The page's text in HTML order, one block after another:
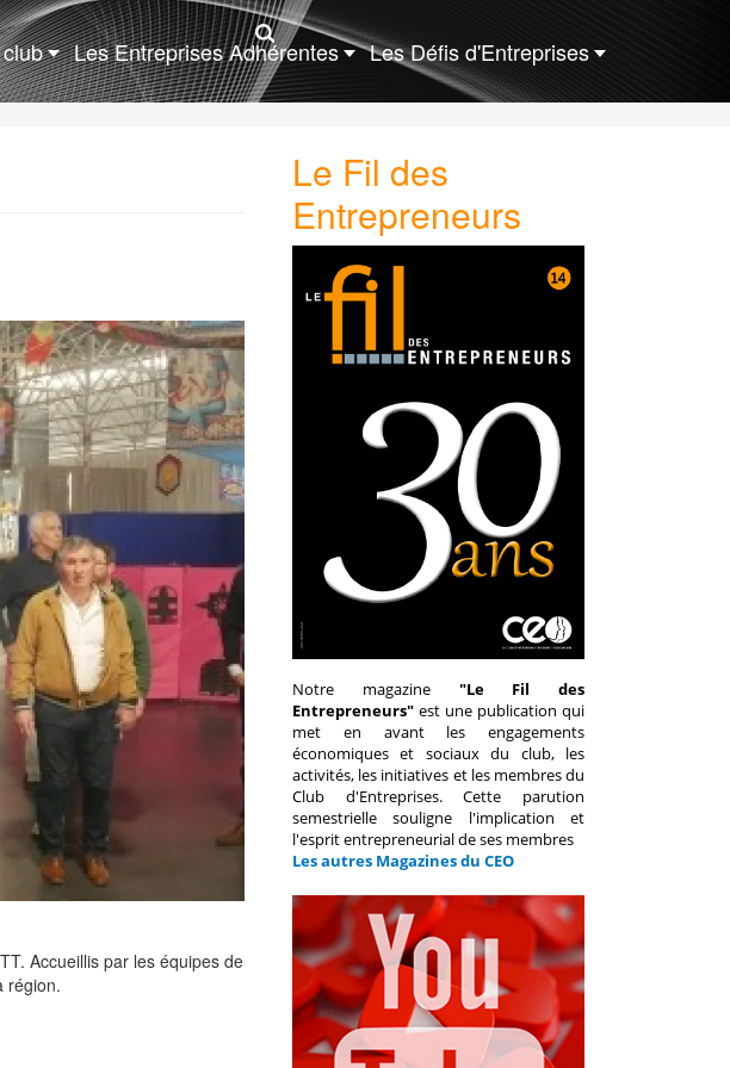
Rechercher
Les Entreprises Adhérentes Les Défis d'Entreprises
Accueillis par les équipes de
région.
Le Fil des
Entrepreneurs
Notre magazine "Le Fil des
Entrepreneurs" est une publication qui
met en avant les engagements
économiques et sociaux du club, les
activités, les initiatives et les membres du
Club d'Entreprises. Cette parution
semestrielle souligne l'implication et
l'esprit entrepreneurial de ses membres
Les autres Magazines du CEO